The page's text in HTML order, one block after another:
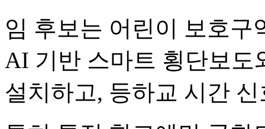
임 후보는 어린이 보호구
AI 기반 스마트 횡단보도
설치하고, 등하교 시간